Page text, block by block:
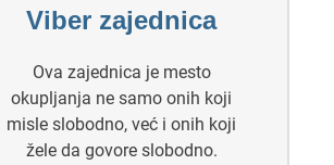
Viber zajednica
Ova zajednica je mesto
okupljanja ne samo onih koji
misle slobodno, već i onih koji
žele da govore slobodno.